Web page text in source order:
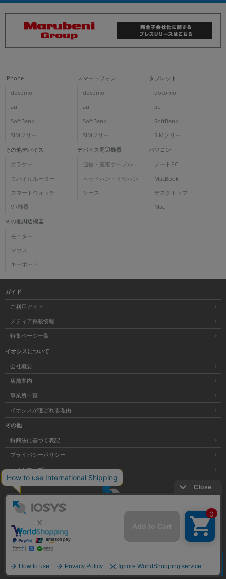
iPhone
docomo
au
SoftBank
SIMフリー
スマートフォン
docomo
au
SoftBank
SIMフリー
タブレット
docomo
au
SoftBank
SIMフリー
その他デバイス
ガラケー
モバイルルーター
スマートウォッチ
VR機器
デバイス周辺機器
通信・充電ケーブル
ヘッドホン・イヤホン
ケース
パソコン
ノートPC
MacBook
デスクトップ
Mac
その他周辺機器
モニター
マウス
キーボード
ガイド
ご利用ガイド
メディア掲載情報
特集ページ一覧
イオシスについて
会社概要
店舗案内
事業所一覧
イオシスが選ばれる理由
その他
特商法に基づく表記
プライバシーポリシー
サイトマップ
大阪府公安委員会発行 古物商許可証 第621121002176号
Copyright © 株式会社イオシス All Rights Reserved. クリア
商品を探す